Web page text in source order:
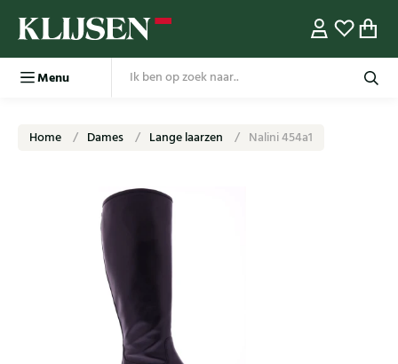
Menu
Home Dames Lange laarzen Nalini 454a1